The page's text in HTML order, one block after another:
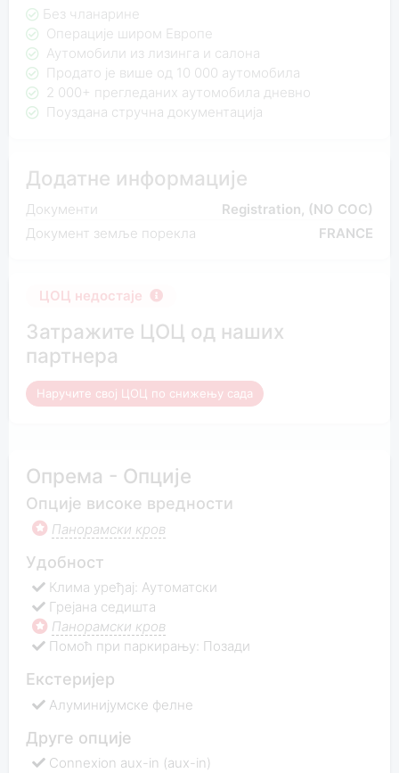
Без чланарине
Операције широм Европе
Аутомобили из лизинга и салона
Продато је више од 10 000 аутомобила
2 000+ прегледаних аутомобила дневно
Поуздана стручна документација
Додатне информације
Документи
Registration, (NO COC)
Документ земље порекла
FRANCE
ЦОЦ недостаје
Затражите ЦОЦ од наших
партнера
Наручите свој ЦОЦ по снижењу сада
Опрема - Опције
Опције високе вредности
Панорамски кров
Удобност
Клима уређај: Аутоматски
Грејана седишта
Панорамски кров
Помоћ при паркирању: Позади
Екстеријер
Алуминијумске фелне
Друге опције
Connexion aux-in (aux-in)